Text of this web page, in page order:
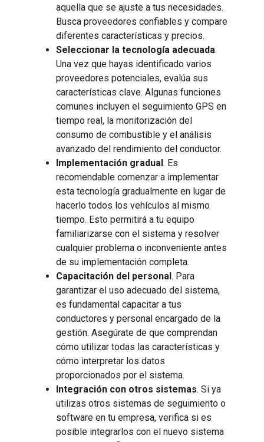
aquella que se ajuste a tus necesidades.
Busca proveedores confiables y compare
diferentes características y precios.
Seleccionar la tecnología adecuada.
Una vez que hayas identificado varios
proveedores potenciales, evalúa sus
características clave. Algunas funciones
comunes incluyen el seguimiento GPS en
tiempo real, la monitorización del
consumo de combustible y el análisis
avanzado del rendimiento del conductor.
Implementación gradual. Es
recomendable comenzar a implementar
esta tecnología gradualmente en lugar de
hacerlo todos los vehículos al mismo
tiempo. Esto permitirá a tu equipo
familiarizarse con el sistema y resolver
cualquier problema o inconveniente antes
de su implementación completa.
Capacitación del personal. Para
garantizar el uso adecuado del sistema,
es fundamental capacitar a tus
conductores y personal encargado de la
gestión. Asegúrate de que comprendan
cómo utilizar todas las características y
cómo interpretar los datos
proporcionados por el sistema.
Integración con otros sistemas. Si ya
utilizas otros sistemas de seguimiento o
software en tu empresa, verifica si es
posible integrarlos con el nuevo sistema